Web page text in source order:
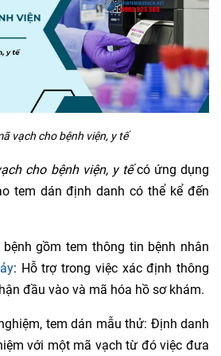
vạch cho bệnh viện, y tế
cho bệnh viện, y tếcó ứng dụng
tem dán định danh có thể kể đến
gồm tem thông tin bệnh nhân
: Hỗ trợ trong việc xác định thông
đầu vào và mã hóa hồ sơ khám.
tem dán mẫu thử: Định danh
với một mã vạch từ đó việc đưa